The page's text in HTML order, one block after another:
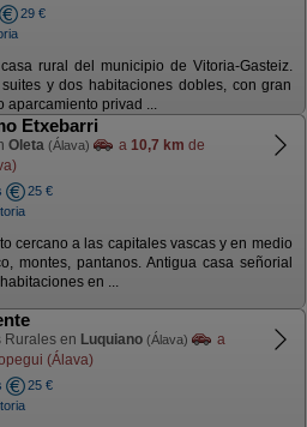
29 €
rural del municipio de Vitoria-Gasteiz.
y dos habitaciones dobles, con gran
aparcamiento privad ...
Etxebarri
Oleta (Álava) a 10,7 km de
25 €
cercano a las capitales vascas y en medio
montes, pantanos. Antigua casa señorial
en ...
Rurales en Luquiano (Álava)
a
(Álava)
25 €